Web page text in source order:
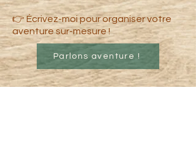
👉 Écrivez-moi pour organiser votre
aventure sur-mesure !
Parlons aventure !